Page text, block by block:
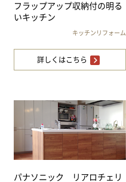
フラップアップ収納付の明る
いキッチン
キッチンリフォーム
詳しくはこちら
パナソニック リアロチェリ